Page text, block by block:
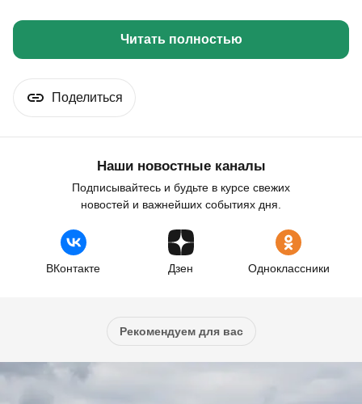
Читать полностью
Поделиться
Наши новостные каналы
Подписывайтесь и будьте в курсе свежих
новостей и важнейших событиях дня.
ВКонтакте Дзен Одноклассники
Рекомендуем для вас